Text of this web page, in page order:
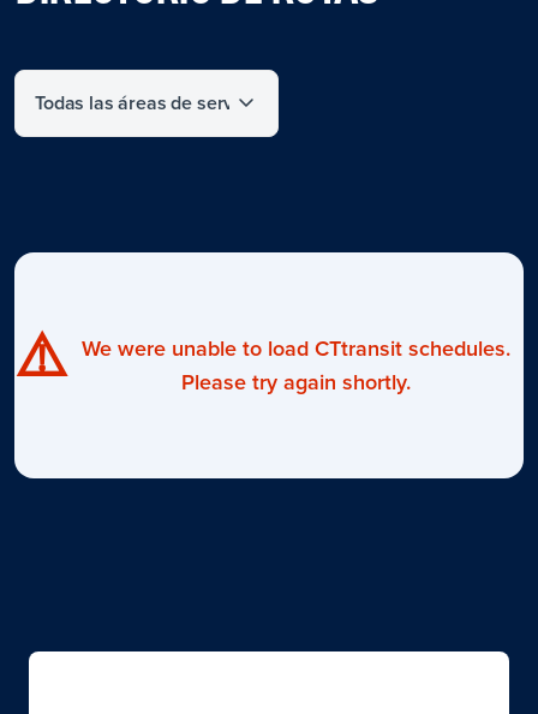
Filter by service area
⚠️ We were unable to load CTtransit schedules.
Please try again shortly.